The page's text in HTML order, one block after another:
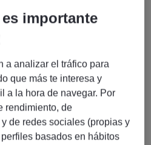
es importante
a analizar el tráfico para
que más te interesa y
a la hora de navegar. Por
rendimiento, de
de redes sociales (propias y
basados en hábitos